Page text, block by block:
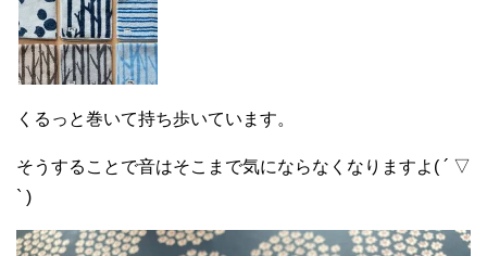
くるっと巻いて持ち歩いています。
そうすることで音はそこまで気にならなくなりますよ( ´ ▽
` )